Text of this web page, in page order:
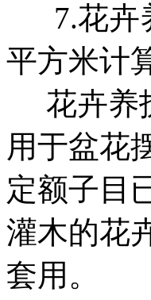
7.花卉
平方米计
花卉养
用于盆花
定额子目
灌木的花
套用。